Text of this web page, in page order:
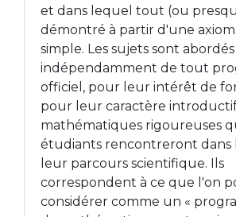
et dans lequel tout (ou
démontré à partir d'une
simple. Les sujets sont abordés
indépendamment de tout
officiel, pour leur intérêt de
pour leur caractère
mathématiques rigoureuses
étudiants rencontreront dans
leur parcours scientifique. Ils
correspondent à ce que l'on
considérer comme un «